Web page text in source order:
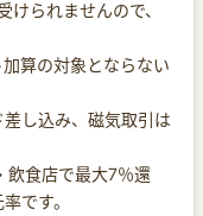
られませんので、
算の対象とならない
し込み、磁気取引は
飲食店で最大7％還
です。